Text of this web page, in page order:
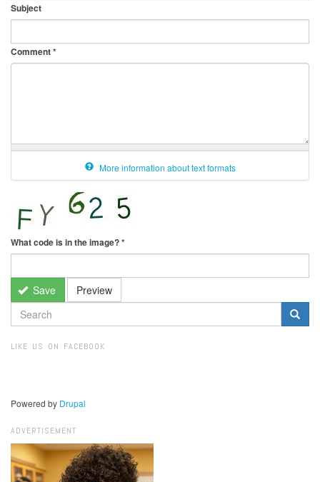
Subject
Comment*
More information about text formats
What code is in the image?*
Save Preview
SEARCH
FORM
LIKE US ON FACEBOOK
Powered by Drupal
ADVERTISEMENT